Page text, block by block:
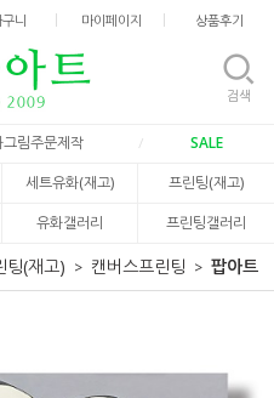
니 마이페이지 상품후기
검색
그림주문제작
SALE
세트유화(재고)
프린팅(재고)
유화갤러리 프린팅갤러리
팅(재고) 캔버스프린팅 팝아트